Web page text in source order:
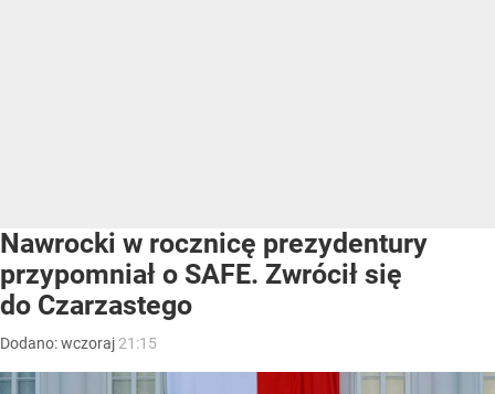
Nawrocki w rocznicę prezydentury
przypomniał o SAFE. Zwrócił się
do Czarzastego
Dodano:wczoraj 21:15